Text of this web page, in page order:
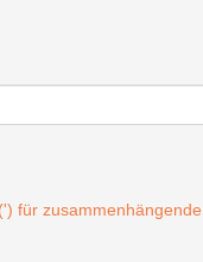
für zusammenhängende